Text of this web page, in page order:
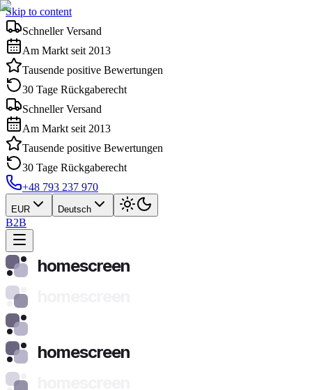
Skip to content
Schneller Versand
Am Markt seit 2013
Tausende positive Bewertungen
30 Tage Rückgaberecht
Schneller Versand
Am Markt seit 2013
Tausende positive Bewertungen
30 Tage Rückgaberecht
+48 793 237 970
EUR Deutsch
B2B
homescreen
homescreen